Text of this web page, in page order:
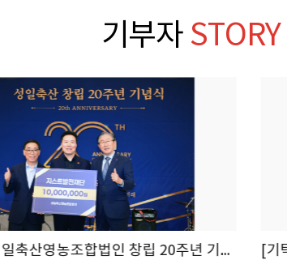
기부자 STORY
[기탁식 예우] 한국 NI 소프트웨어 기증식